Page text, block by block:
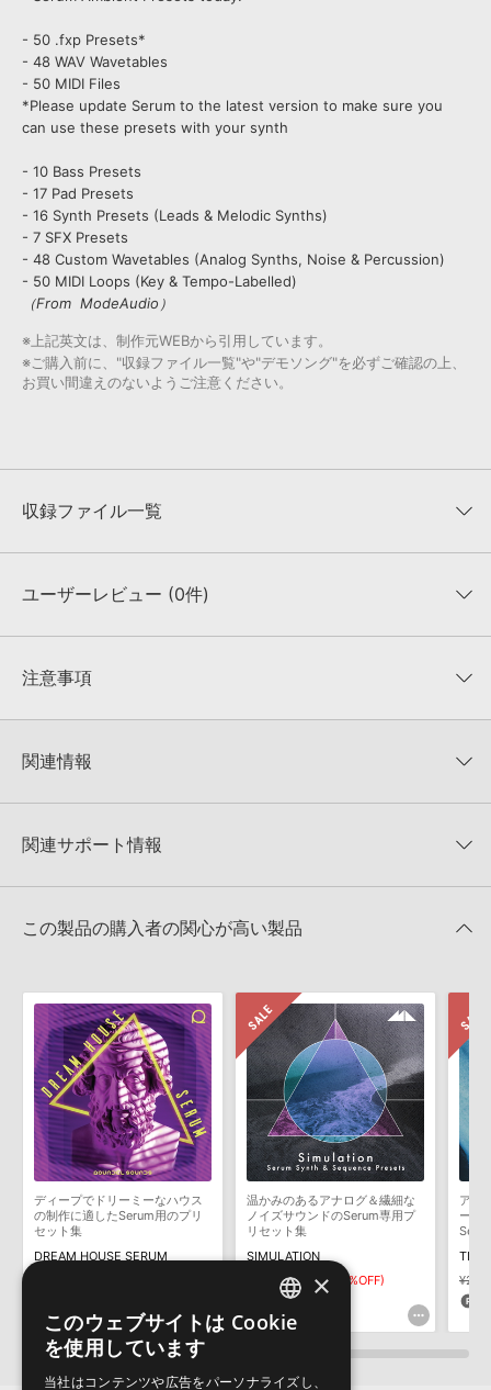
- 50 .fxp Presets*
- 48 WAV Wavetables
- 50 MIDI Files
*Please update Serum to the latest version to make sure you
can use these presets with your synth
- 10 Bass Presets
- 17 Pad Presets
- 16 Synth Presets (Leads & Melodic Synths)
- 7 SFX Presets
- 48 Custom Wavetables (Analog Synths, Noise & Percussion)
- 50 MIDI Loops (Key & Tempo-Labelled)
（From ModeAudio）
※上記英文は、制作元WEBから引用しています。
※ご購入前に、"収録ファイル一覧"や"デモソング"を必ずご確認の上、
お買い間違えのないようご注意ください。
収録ファイル一覧
収録ファイル一覧
ユーザーレビュー (0件)
★★★★★
★5
★4
★1
0%
注意事項
KONTAKTフォーマットは、
でお使いいただけます。無償版のKONTAKT PLAYERではお使いい
4GBを超えるデータに関するご注意：
FAT32でフォーマットされた
きます際には、NTFSやHFS＋でフォーマットされたHDDをご用意
いただく必要がございます。
知らせするメールの2通が送信されます。メールに記載されており
ます説明に沿って、製品のダウンロード／導入を行って下さい。
サンプルパック製品には、原則として日本語版操作マニュアルをご
用意しておりません。ご購入後のご不明点や詳細に関するお問い合
わせなどはテクニカルサポート
までご連絡ください。
デモソングは、製品収録サウンドを使ってできることを紹介するた
めのデモンストレーション用の楽曲です。原則として、デモソング
そのものをお使いいただくことはできません。また、デモソングを
構成する全てのサウンドが、サンプルパックに含まれていることを
保証するものではありません。
しかねます。
関連情報
30%OFF！サマーセール！
関連サポート情報
2025.09.16
2022.06.06
マークのついた情報は、該当する製品のご購入ユーザー様専用となって
おります。ご覧頂くには、該当する製品をご購入頂く必要がございます。
STRATAのサポート情報
この製品の購入者の関心が高い製品
ディープでドリーミーなハウス
の制作に適したSerum用のプリ
セット集
DREAM HOUSE SERUM
温かみのあるアナログ＆繊細な
ノイズサウンドのSerum専用プ
リセット集
SIMULATION
¥2,970 ¥2,079(30%OFF)
103pt
アン
ーク
TIDE
ENGLISH
×
このウェブサイトは Cookie
を使用しています
当社はコンテンツや広告をパーソナライズし、